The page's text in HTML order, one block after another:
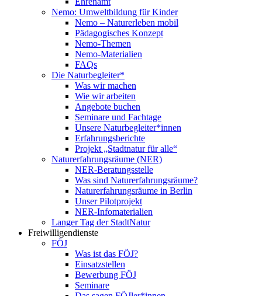
Nemo: Umweltbildung für Kinder
Nemo – Naturerleben mobil
Pädagogisches Konzept
Nemo-Themen
Nemo-Materialien
FAQs
Die Naturbegleiter*
Was wir machen
Wie wir arbeiten
Angebote buchen
Seminare und Fachtage
Unsere Naturbegleiter*innen
Erfahrungsberichte
Projekt „Stadtnatur für alle“
Naturerfahrungsräume (NER)
NER-Beratungsstelle
Was sind Naturerfahrungsräume?
Naturerfahrungsräume in Berlin
Unser Pilotprojekt
NER-Infomaterialien
Langer Tag der StadtNatur
Freiwilligendienste
FÖJ
Was ist das FÖJ?
Einsatzstellen
Bewerbung FÖJ
Seminare